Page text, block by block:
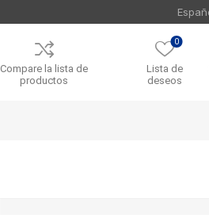
Compare la lista de
productos
Lista de
deseos
0